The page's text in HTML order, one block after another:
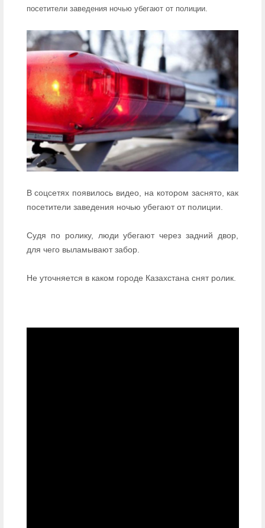
посетители заведения ночью убегают от полиции.
В соцсетях появилось видео, на котором заснято, как
посетители заведения ночью убегают от полиции.
Судя по ролику, люди убегают через задний двор,
для чего выламывают забор.
Не уточняется в каком городе Казахстана снят ролик.